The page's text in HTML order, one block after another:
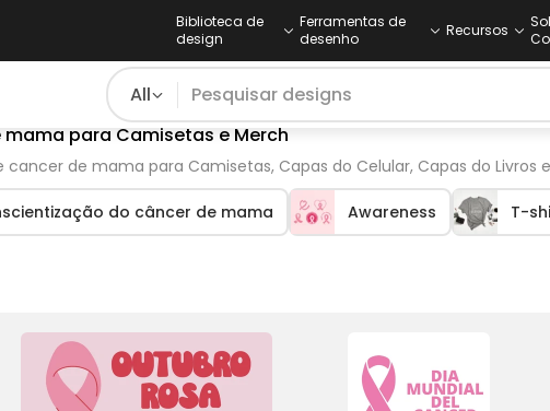
Biblioteca de
design
Ferramentas de
desenho
Recursos
All
para Camisetas e Merch
cancer de mama para Camisetas, Capas do Celular, Capas do Livros
do câncer de mama Awareness T-